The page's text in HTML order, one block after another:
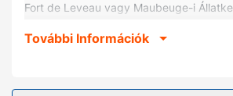
Fort de Leveau vagy Maubeuge-i
km-re Vauban által tervezett
Helyezze magát kényelembe a(z) 9
További Információk